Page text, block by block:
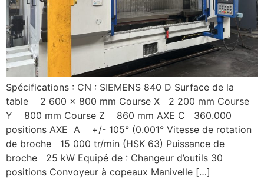
Spécifications : CN : SIEMENS 840 D Surface de la
table 2 600 x 800 mm Course X 2 200 mm Course
Y 800 mm Course Z 860 mm AXE C 360.000
positions AXE A +/- 105° (0.001° Vitesse de rotation
de broche 15 000 tr/min (HSK 63) Puissance de
broche 25 kW Equipé de : Changeur d’outils 30
positions Convoyeur à copeaux Manivelle […]